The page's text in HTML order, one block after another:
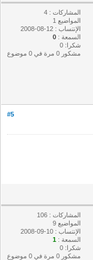
المشاركات : 4
المواضيع 1
الإنتساب : 12-08-2008
السمعة :0
شكرا: 0
مشكور 0 مرة في 0 موضوع
#5
المشاركات : 106
المواضيع 9
الإنتساب : 10-09-2008
السمعة :1
شكرا: 0
مشكور 0 مرة في 0 موضوع